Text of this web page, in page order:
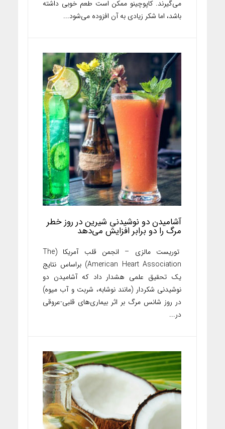
می‌گیرند. کاپوچینو ممکن است طعم خوبی داشته
باشد، اما شکر زیادی به آن افزوده می‌شود...
آشامیدن دو نوشیدنی شیرین در روز خطر
مرگ را دو برابر افزایش می‌دهد
توریست مالزی – انجمن قلب آمریکا (The
American Heart Association) براساس نتایج
یک تحقیق علمی هشدار داد که آشامیدن دو
نوشیدنی شکردار (مانند نوشابه‌، شربت و آب میوه)
در روز شانس مرگ بر اثر بیماری‌های قلبی-عروقی
در...